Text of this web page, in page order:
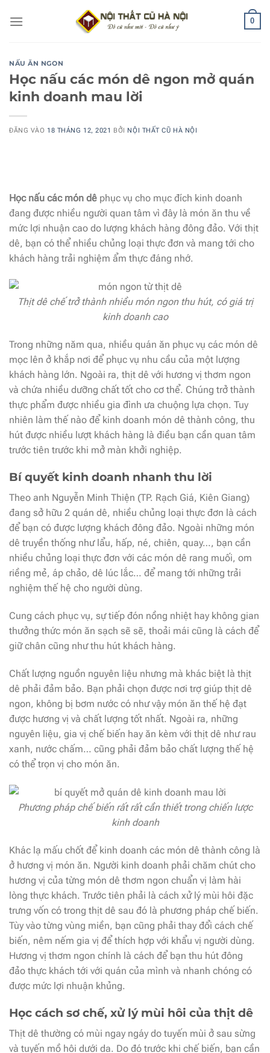
qua
0
NẤU ĂN NGON
Học nấu các món dê ngon mở quán
kinh doanh mau lời
ĐĂNG VÀO 18 THÁNG 12, 2021 BỞI NỘI THẤT CŨ HÀ NỘI
Học nấu các món dê phục vụ cho mục đích kinh doanh
đang được nhiều người quan tâm vì đây là món ăn thu về
mức lợi nhuận cao do lượng khách hàng đông đảo. Với thịt
dê, bạn có thể nhiều chủng loại thực đơn và mang tới cho
khách hàng trải nghiệm ẩm thực đáng nhớ.
Thịt dê chế trở thành nhiều món ngon thu hút, có giá trị
kinh doanh cao
Trong những năm qua, nhiều quán ăn phục vụ các món dê
mọc lên ở khắp nơi để phục vụ nhu cầu của một lượng
khách hàng lớn. Ngoài ra, thịt dê với hương vị thơm ngon
và chứa nhiều dưỡng chất tốt cho cơ thể. Chúng trở thành
thực phẩm được nhiều gia đình ưa chuộng lựa chọn. Tuy
nhiên làm thế nào để kinh doanh món dê thành công, thu
hút được nhiều lượt khách hàng là điều bạn cần quan tâm
trước tiên trước khi mở màn khởi nghiệp.
Bí quyết kinh doanh nhanh thu lời
Theo anh Nguyễn Minh Thiện (TP. Rạch Giá, Kiên Giang)
đang sở hữu 2 quán dê, nhiều chủng loại thực đơn là cách
để bạn có được lượng khách đông đảo. Ngoài những món
dê truyền thống như lẩu, hấp, né, chiên, quay…, bạn cần
nhiều chủng loại thực đơn với các món dê rang muối, om
riềng mẻ, áp chảo, dê lúc lắc… để mang tới những trải
nghiệm thế hệ cho người dùng.
Cung cách phục vụ, sự tiếp đón nồng nhiệt hay không gian
thưởng thức món ăn sạch sẽ sẽ, thoải mái cũng là cách để
giữ chân cũng như thu hút khách hàng.
Chất lượng nguồn nguyên liệu nhưng mà khác biệt là thịt
dê phải đảm bảo. Bạn phải chọn được nơi trợ giúp thịt dê
ngon, không bị bơm nước có như vậy món ăn thế hệ đạt
được hương vị và chất lượng tốt nhất. Ngoài ra, những
nguyên liệu, gia vị chế biến hay ăn kèm với thịt dê như rau
xanh, nước chấm… cũng phải đảm bảo chất lượng thế hệ
có thể trọn vị cho món ăn.
Phương pháp chế biến rất rất cần thiết trong chiến lược
kinh doanh
Khác lạ mấu chốt để kinh doanh các món dê thành công là
ở hương vị món ăn. Người kinh doanh phải chăm chút cho
hương vị của từng món dê thơm ngon chuẩn vị làm hài
lòng thực khách. Trước tiên phải là cách xử lý mùi hôi đặc
trưng vốn có trong thịt dê sau đó là phương pháp chế biến.
Tùy vào từng vùng miền, bạn cũng phải thay đổi cách chế
biến, nêm nếm gia vị để thích hợp với khẩu vị người dùng.
Hương vị thơm ngon chính là cách để bạn thu hút đông
đảo thực khách tới với quán của mình và nhanh chóng có
được mức lợi nhuận khủng.
Học cách sơ chế, xử lý mùi hôi của thịt dê
Thịt dê thường có mùi ngay ngáy do tuyến mùi ở sau sừng
và tuyến mồ hôi dưới da. Do đó trước khi chế biến, bạn cần